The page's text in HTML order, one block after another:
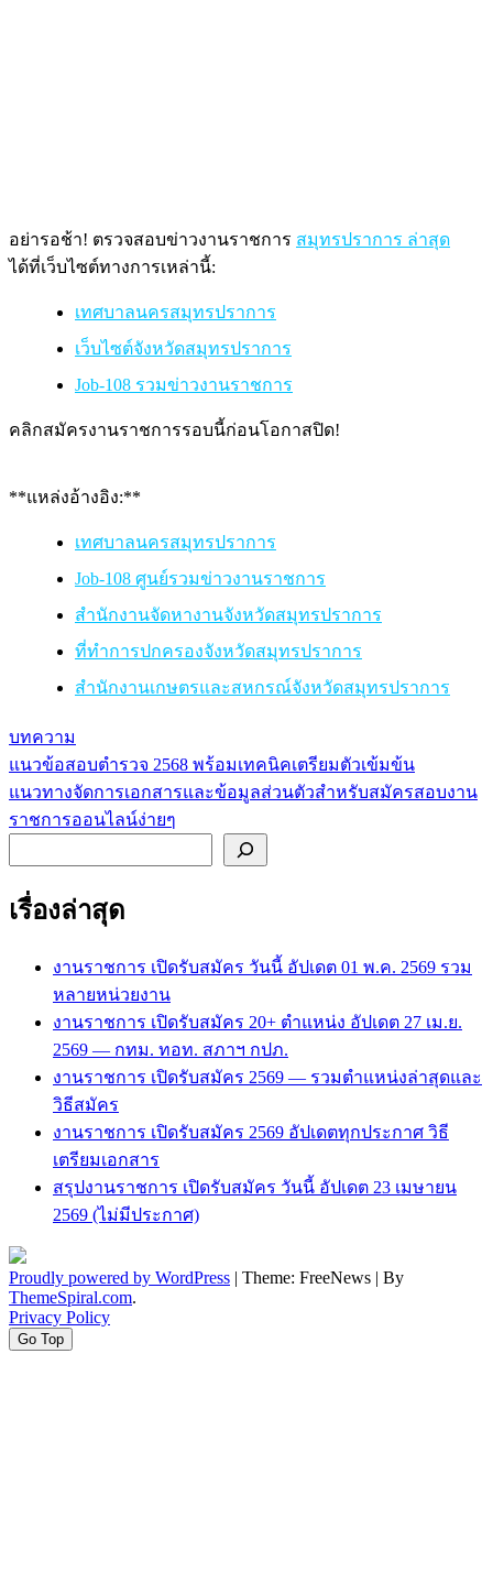
อย่ารอช้า! ตรวจสอบข่าวงานราชการ สมุทรปราการ ล่าสุด
ได้ที่เว็บไซต์ทางการเหล่านี้:
เทศบาลนครสมุทรปราการ
เว็บไซต์จังหวัดสมุทรปราการ
Job-108 รวมข่าวงานราชการ
คลิกสมัครงานราชการรอบนี้ก่อนโอกาสปิด!
**แหล่งอ้างอิง:**
เทศบาลนครสมุทรปราการ
Job-108 ศูนย์รวมข่าวงานราชการ
สำนักงานจัดหางานจังหวัดสมุทรปราการ
ที่ทำการปกครองจังหวัดสมุทรปราการ
สำนักงานเกษตรและสหกรณ์จังหวัดสมุทรปราการ
บทความ
แนะแนว
เรื่อง
แนวข้อสอบตำรวจ 2568 พร้อมเทคนิคเตรียมตัวเข้มข้น
แนวทางจัดการเอกสารและข้อมูลส่วนตัวสำหรับสมัครสอบงาน
ราชการออนไลน์ง่ายๆ
เรื่องล่าสุด
งานราชการ เปิดรับสมัคร วันนี้ อัปเดต 01 พ.ค. 2569 รวม
หลายหน่วยงาน
งานราชการ เปิดรับสมัคร 20+ ตำแหน่ง อัปเดต 27 เม.ย.
2569 — กทม. ทอท. สภาฯ กปภ.
งานราชการ เปิดรับสมัคร 2569 — รวมตำแหน่งล่าสุดและ
วิธีสมัคร
งานราชการ เปิดรับสมัคร 2569 อัปเดตทุกประกาศ วิธี
เตรียมเอกสาร
สรุปงานราชการ เปิดรับสมัคร วันนี้ อัปเดต 23 เมษายน
2569 (ไม่มีประกาศ)
Proudly powered by WordPress | Theme: FreeNews | By
ThemeSpiral.com.
Privacy Policy
Go Top